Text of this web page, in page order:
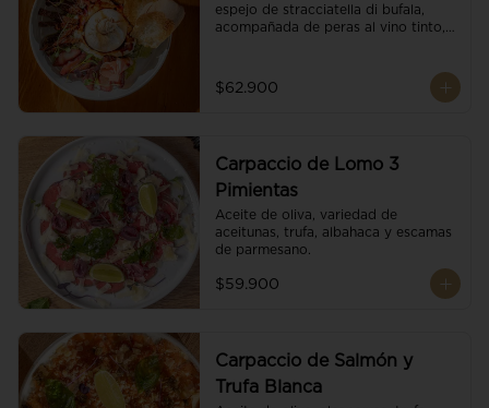
espejo de stracciatella di bufala,
acompañada de peras al vino tinto,
pesto y reducción de balsámico.
$62.900
Carpaccio de Lomo 3
Pimientas
Aceite de oliva, variedad de
aceitunas, trufa, albahaca y escamas
de parmesano.
$59.900
Carpaccio de Salmón y
Trufa Blanca